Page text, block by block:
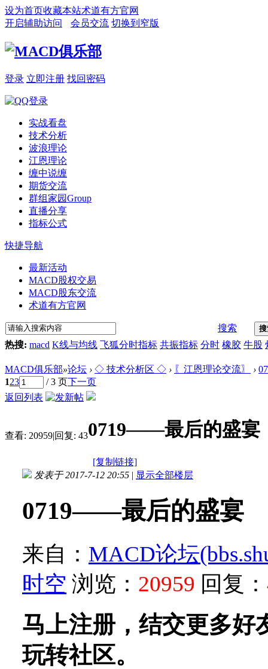
设为首页收藏本站术道有方官网
开启辅助访问
会员交流 切换到窄版
登录 立即注册 找回密码
实战看盘
技术分析
波浪理论
江恩理论
缠中说缠
期货交流
群组家园Group
直播分享
指标公式
快捷导航
最新活动
MACD股权交易
MACD股东交流
术道有方官网
搜索
热搜: macd K线与均线 飞狐分时指标 共振指标 分时 橡胶 牛股
MACD俱乐部»论坛 › ◇ 技术分析区 ◇ › 〖江恩理论交流〗 ›
123 / 3 页下一页
返回列表
查看: 20959|回复: 430719——最后的盛宴
[复制链接]
发表于 2017-7-12 20:55 | 显示全部楼层
0719——最后的盛宴
来自： MACD论坛
时空 浏览： 20959 回复：
马上注册，结交更多好
玩转社区。